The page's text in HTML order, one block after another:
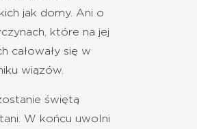
jak domy. Ani o
które na jej
całowały się w
wiązów.
świętą
W końcu uwolni